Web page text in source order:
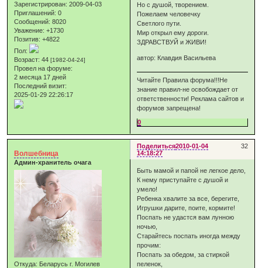
Зарегистрирован: 2009-04-03
Приглашений: 0
Сообщений: 8020
Уважение: +1730
Позитив: +4822
Пол:
Возраст: 44[1982-04-24]
Провел на форуме:
2 месяца 17 дней
Последний визит:
2025-01-29 22:26:17
Но с душой, творением.
Пожелаем человечку
Светлого пути.
Мир открыл ему дороги.
ЗДРАВСТВУЙ и ЖИВИ!
автор: Клавдия Васильева
Читайте Правила форума!!!Не
знание правил-не освобождает от
ответственности! Реклама сайтов и
форумов запрещена!
0
Поделиться 32
2010-01-04
14:18:27
Волшебница
Админ-хранитель очага
Откуда: Беларусь г. Могилев
Быть мамой и папой не легкое дело,
К нему приступайте с душой и
умело!
Ребенка хвалите за все, берегите,
Игрушки дарите, поите, кормите!
Поспать не удастся вам лунною
ночью,
Старайтесь поспать иногда между
прочим:
Поспать за обедом, за стиркой
пеленок,